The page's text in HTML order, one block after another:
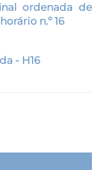
ordenada de
n.º 16
- H16